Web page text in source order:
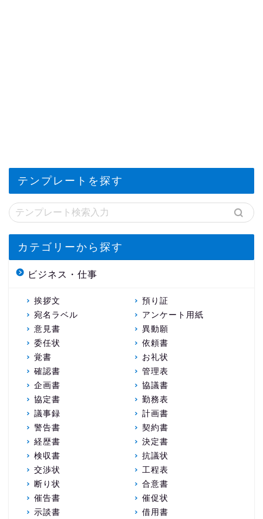
テンプレートを探す
カテゴリーから探す
ビジネス・仕事
挨拶文
預り証
宛名ラベル
アンケート用紙
意見書
異動願
委任状
依頼書
覚書
お礼状
確認書
管理表
企画書
協議書
協定書
勤務表
議事録
計画書
警告書
契約書
経歴書
決定書
検収書
抗議状
交渉状
工程表
断り状
合意書
催告書
催促状
示談書
借用書